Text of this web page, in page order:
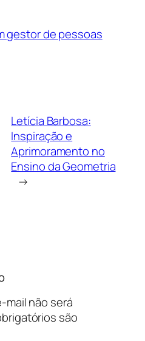
gestor de pessoas
Letícia Barbosa:
Inspiração e
Aprimoramento no
Ensino da Geometria
→
mail não será
são